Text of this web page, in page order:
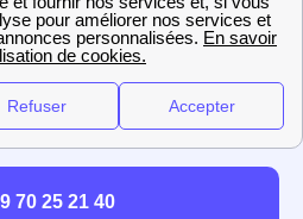
70 25 21 40